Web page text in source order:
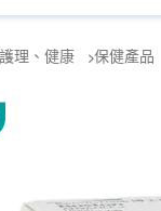
理、健康 保健產品